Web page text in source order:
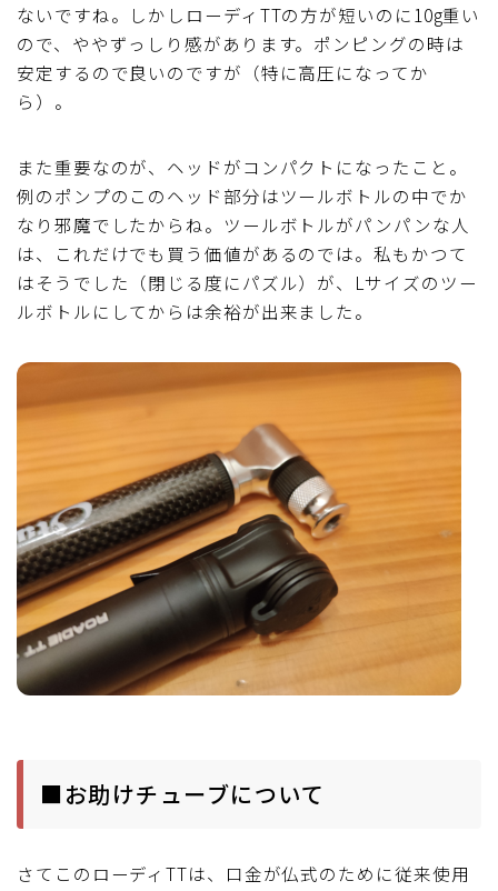
ないですね。しかしローディTTの方が短いのに10g重い
ので、ややずっしり感があります。ポンピングの時は
安定するので良いのですが（特に高圧になってか
ら）。
また重要なのが、ヘッドがコンパクトになったこと。
例のポンプのこのヘッド部分はツールボトルの中でか
なり邪魔でしたからね。ツールボトルがパンパンな人
は、これだけでも買う価値があるのでは。私もかつて
はそうでした（閉じる度にパズル）が、Lサイズのツー
ルボトルにしてからは余裕が出来ました。
■お助けチューブについて
さてこのローディTTは、口金が仏式のために従来使用